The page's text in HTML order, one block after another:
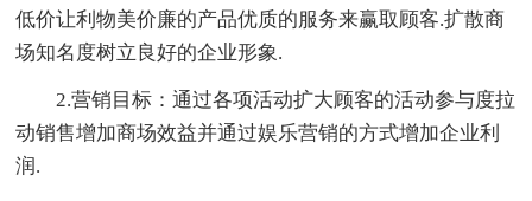
低价让利物美价廉的产品优质的服务来赢取顾客.扩散商
场知名度树立良好的企业形象.
2.营销目标：通过各项活动扩大顾客的活动参与度拉
动销售增加商场效益并通过娱乐营销的方式增加企业利
润.